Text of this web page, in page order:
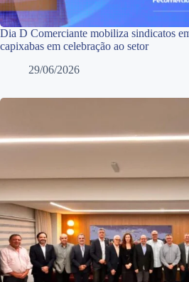
Dia D Comerciante mobiliza sindicatos
capixabas em celebração ao setor
29/06/2026